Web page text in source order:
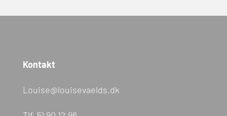
Kontakt
Louise@louisevaelds.dk